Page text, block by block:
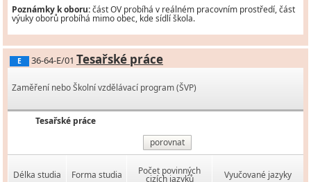
Poznámky k oboru:část OV probíhá v reálném pracovním prostředí, část
výuky oborů probíhá mimo obec, kde sídlí škola.
E 36-64-E/01 Tesařské práce
Zaměření nebo Školní vzdělávací program (ŠVP)
Tesařské práce
porovnat
Délka studia Forma studia Počet povinných
cizích jazyků Vyučované jazyky